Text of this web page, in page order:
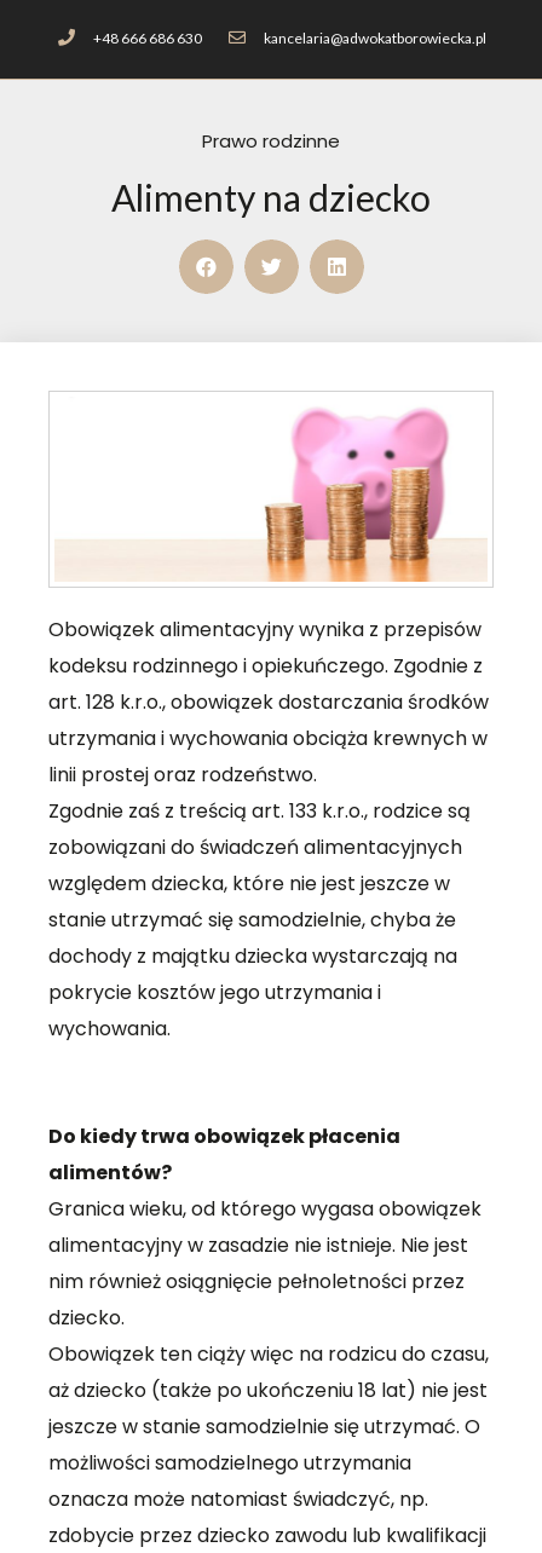
+48 666 686 630 kancelaria@adwokatborowiecka.pl
Prawo rodzinne
Alimenty na dziecko
Obowiązek alimentacyjny wynika z przepisów
kodeksu rodzinnego i opiekuńczego. Zgodnie z
art. 128 k.r.o., obowiązek dostarczania środków
utrzymania i wychowania obciąża krewnych w
linii prostej oraz rodzeństwo.
Zgodnie zaś z treścią art. 133 k.r.o., rodzice są
zobowiązani do świadczeń alimentacyjnych
względem dziecka, które nie jest jeszcze w
stanie utrzymać się samodzielnie, chyba że
dochody z majątku dziecka wystarczają na
pokrycie kosztów jego utrzymania i
wychowania.
Do kiedy trwa obowiązek płacenia
alimentów?
Granica wieku, od którego wygasa obowiązek
alimentacyjny w zasadzie nie istnieje. Nie jest
nim również osiągnięcie pełnoletności przez
dziecko.
Obowiązek ten ciąży więc na rodzicu do czasu,
aż dziecko (także po ukończeniu 18 lat) nie jest
jeszcze w stanie samodzielnie się utrzymać. O
możliwości samodzielnego utrzymania
oznacza może natomiast świadczyć, np.
zdobycie przez dziecko zawodu lub kwalifikacji